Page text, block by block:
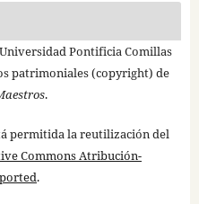
Pontificia Comillas
patrimoniales (copyright) de
.
permitida la reutilización del
Commons Atribución-
.